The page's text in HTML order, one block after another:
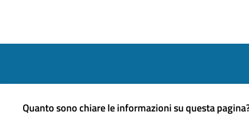
Quanto sono chiare le informazioni su questa